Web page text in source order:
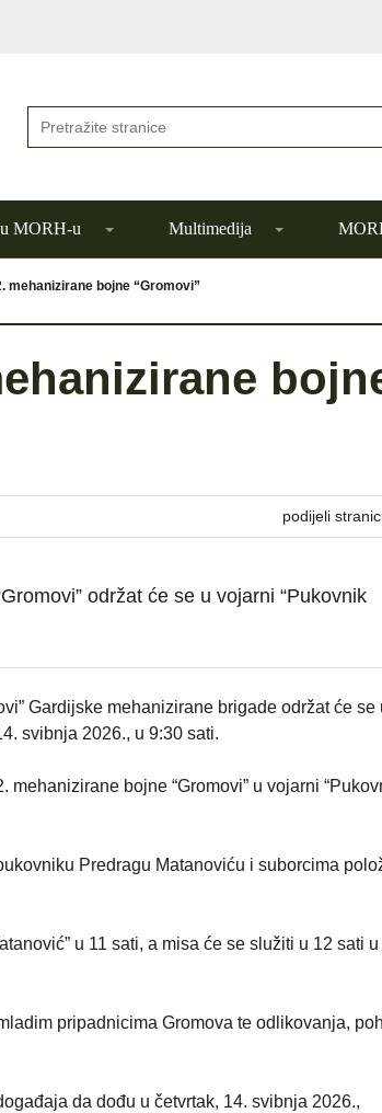
MORH-u Multimedija
mehanizirane bojne “Gromovi”
podijeli
održat će se u vojarni “Pukovnik
Gardijske mehanizirane brigade održat će se
svibnja 2026., u 9:30 sati.
bojne “Gromovi” u vojarni
Predragu Matanoviću i suborcima
u 11 sati, a misa će se služiti u 12 sati u
pripadnicima Gromova te odlikovanja,
da dođu u četvrtak, 14. svibnja 2026.,